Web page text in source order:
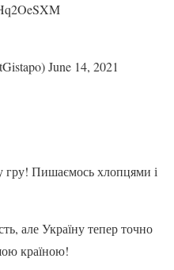
June 14, 2021
гру! Пишаємось хлопцями і
але Україну тепер точно
країною!